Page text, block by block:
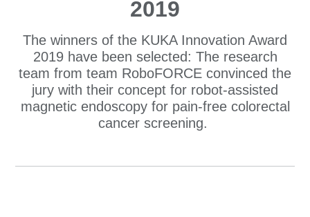
2019
The winners of the KUKA Innovation Award
2019 have been selected: The research
team from team RoboFORCE convinced the
jury with their concept for robot-assisted
magnetic endoscopy for pain-free colorectal
cancer screening.